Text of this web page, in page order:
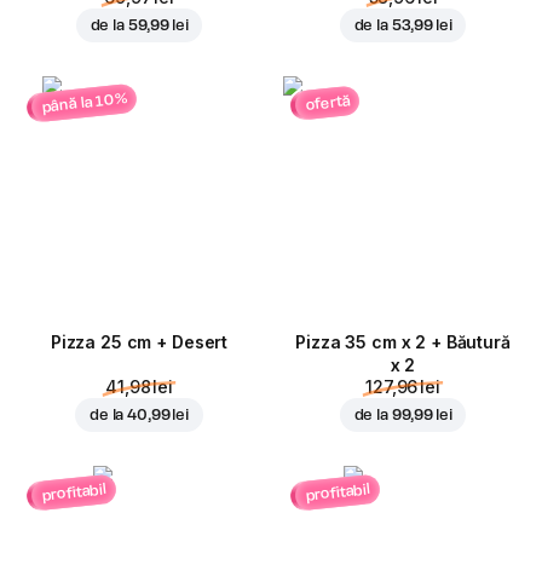
de la 59,99 lei de la 53,99 lei
până la 10%
Pizza 25 cm + Desert
41,98 lei
de la40,99 lei
ofertă
Pizza 35 cm x 2 + Băutură
x 2
127,96 lei
de la 99,99 lei
profitabil profitabil